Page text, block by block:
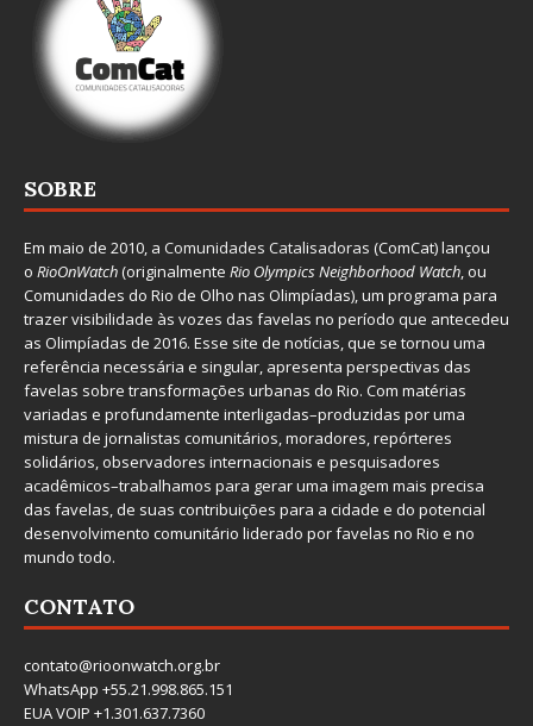
SOBRE
Em maio de 2010, a Comunidades Catalisadoras (ComCat) lançou
o RioOnWatch(originalmente Rio Olympics Neighborhood Watch, ou
Comunidades do Rio de Olho nas Olimpíadas), um programa para
trazer visibilidade às vozes das favelas no período que antecedeu
as Olimpíadas de 2016. Esse site de notícias, que se tornou uma
referência necessária e singular, apresenta perspectivas das
favelas sobre transformações urbanas do Rio. Com matérias
variadas e profundamente interligadas–produzidas por uma
mistura de jornalistas comunitários, moradores, repórteres
solidários, observadores internacionais e pesquisadores
acadêmicos–trabalhamos para gerar uma imagem mais precisa
das favelas, de suas contribuições para a cidade e do potencial
desenvolvimento comunitário liderado por favelas no Rio e no
mundo todo.
CONTATO
contato@rioonwatch.org.br
WhatsApp +55.21.998.865.151
EUA VOIP +1.301.637.7360